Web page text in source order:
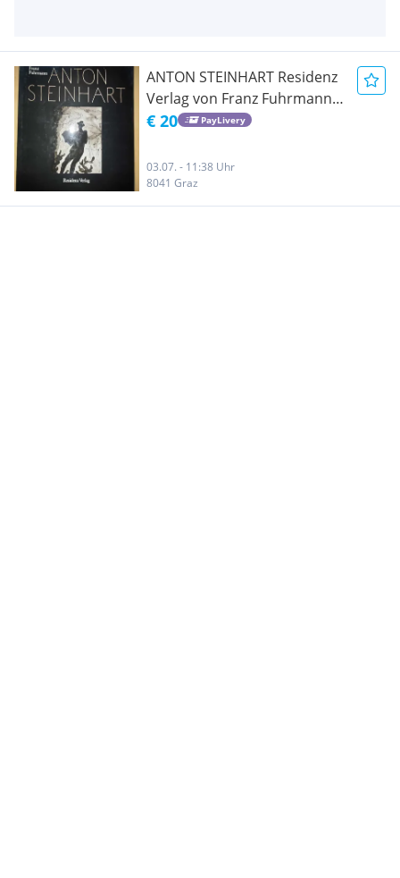
ANTON STEINHART Residenz
Verlag von Franz Fuhrmann
Der Maler und Zeichner
€ 20 PayLivery
03.07. - 11:38 Uhr
8041 Graz